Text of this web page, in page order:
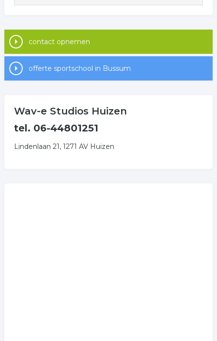
contact opnemen
offerte sportschool in Bussum
Wav-e Studios Huizen
tel. 06-44801251
Lindenlaan 21, 1271 AV Huizen